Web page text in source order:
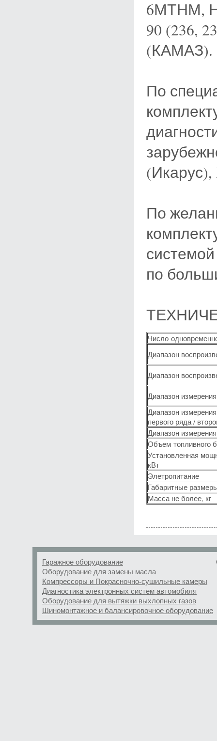
6МТНМ,
90 (236,
(КАМАЗ).
По
(Икарус),
По
по
Число
Диапазон
Диапазон
Диапазон
Диапазон
первого ряда /
Диапазон
Объем топливного
Установленная
кВт
Элетропитание
Габаритные
Масса не более, кг
Гаражное оборудование
Оборудование для замены масла
Компрессоры и Покрасночно-сушильные камеры
Диагностика электронных систем автомобиля
Оборудование для вытяжки выхлопных газов
Шиномонтажное и балансировочное оборудование